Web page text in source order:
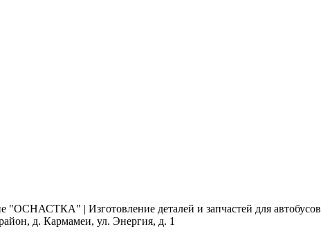
"ОСНАСТКА" | Изготовление деталей и запчастей для автобусов
д. Кармамеи, ул. Энергия, д. 1